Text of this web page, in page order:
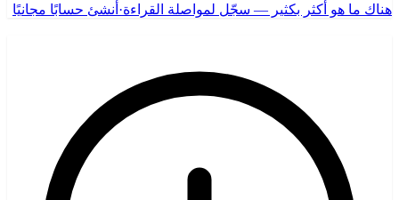
هناك ما هو أكثر بكثير — سجّل لمواصلة القراءة· أنشئ حسابًا مجانيًا